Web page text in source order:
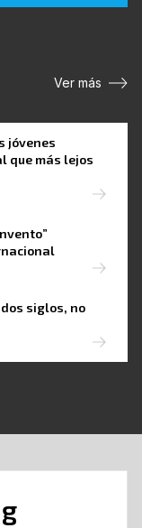
Ver más
jóvenes
que más lejos
siglos, no